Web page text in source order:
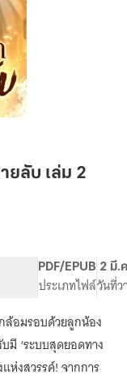
ยลับ เล่ม 2
PDF/EPUB
ประเภทไฟล์
2 มี.
วันที่ว
ล้อมรอบด้วยลูกน้อง
มี ‘ระบบสุดยอดทาง
แห่งสวรรค์! จากการ